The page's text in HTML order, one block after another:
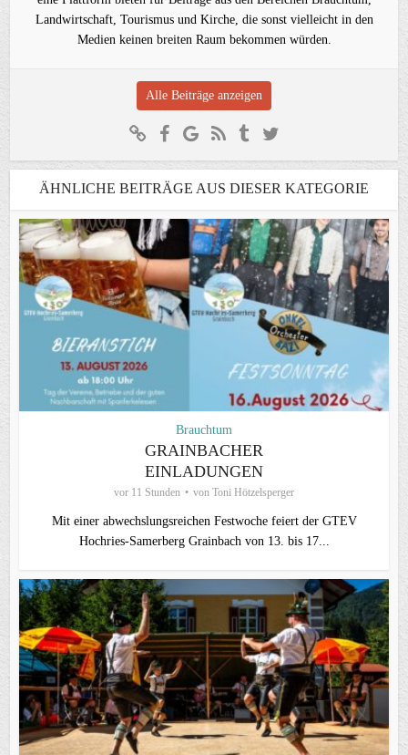
Landwirtschaft, Tourismus und Kirche, die sonst vielleicht in den
Medien keinen breiten Raum bekommen würden.
Alle Beiträge anzeigen
ÄHNLICHE BEITRÄGE AUS DIESER KATEGORIE
Brauchtum
GRAINBACHER
EINLADUNGEN
vor 11 Stunden von Toni Hötzelsperger
Mit einer abwechslungsreichen Festwoche feiert der GTEV
Hochries-Samerberg Grainbach von 13. bis 17...